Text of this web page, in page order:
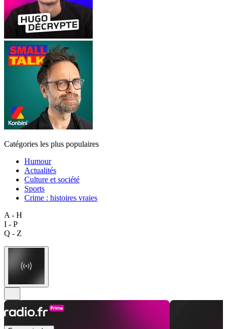
Catégories les plus populaires
Humour
Actualités
Culture et société
Sports
Crime : histoires vraies
A - H
I - P
Q - Z